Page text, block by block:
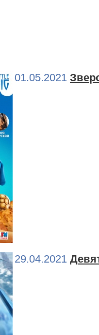
01.05.2021
29.04.2021